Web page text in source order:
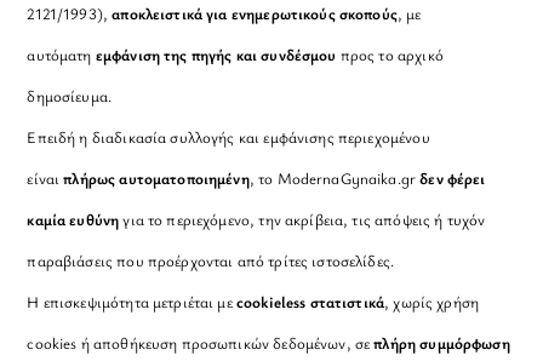
2121/1993), αποκλειστικά για ενημερωτικούς σκοπούς, με
αυτόματη εμφάνιση της πηγής και συνδέσμου προς το αρχικό
δημοσίευμα.
Επειδή η διαδικασία συλλογής και εμφάνισης περιεχομένου
είναιπλήρως αυτοματοποιημένη, το ModernaGynaika.grδεν φέρει
καμία ευθύνηγια το περιεχόμενο, την ακρίβεια, τις απόψεις ή τυχόν
παραβιάσεις που προέρχονται από τρίτες ιστοσελίδες.
Η επισκεψιμότητα μετριέται μεcookieless στατιστικά, χωρίς χρήση
cookies ή αποθήκευση προσωπικών δεδομένων, σεπλήρη συμμόρφωση